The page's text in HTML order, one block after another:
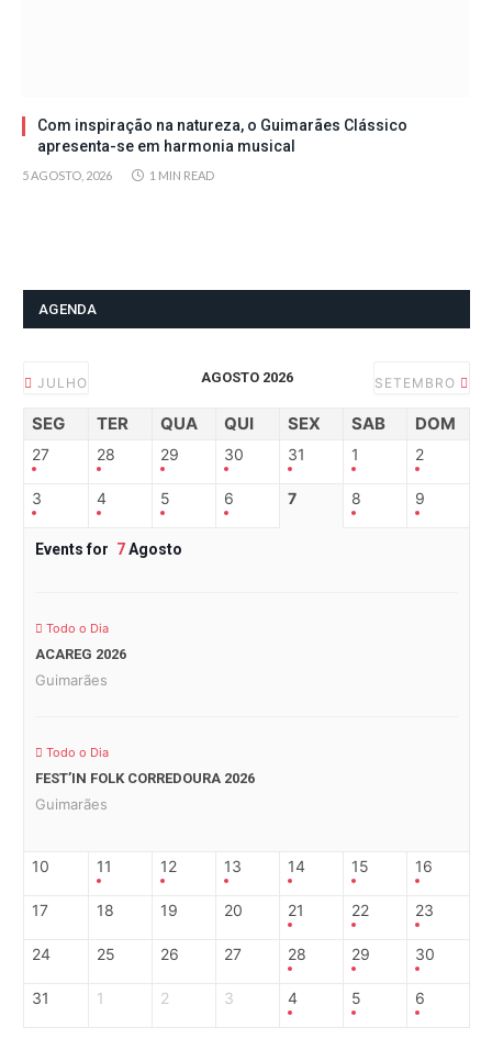
Com inspiração na natureza, o Guimarães Clássico
apresenta-se em harmonia musical
5 AGOSTO, 2026 1 MIN READ
AGENDA
JULHO AGOSTO 2026 SETEMBRO
SEG TER QUA QUI SEX SAB DOM
27 28 29 30 31 1 2
3 4 5 6 7 8 9
Events for 7Agosto
Todo o Dia
ACAREG 2026
Guimarães
Todo o Dia
FEST’IN FOLK CORREDOURA 2026
Guimarães
10 11 12 13 14 15 16
17 18 19 20 21 22 23
24 25 26 27 28 29 30
31 1 2 3 4 5 6